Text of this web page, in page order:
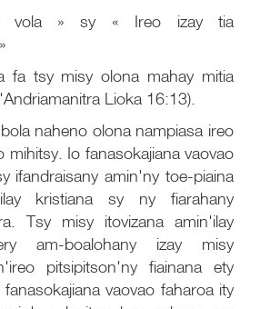
vola » sy « Ireo izay tia
fa tsy misy olona mahay mitia
Lioka 16:13).
naheno olona nampiasa ireo
mihitsy. Io fanasokajiana vaovao
ifandraisany amin'ny toe-piaina
kristiana sy ny fiarahany
Tsy misy itovizana amin'ilay
am-boalohany izay misy
pitsipitson'ny fiainana ety
vaovao faharoa ity